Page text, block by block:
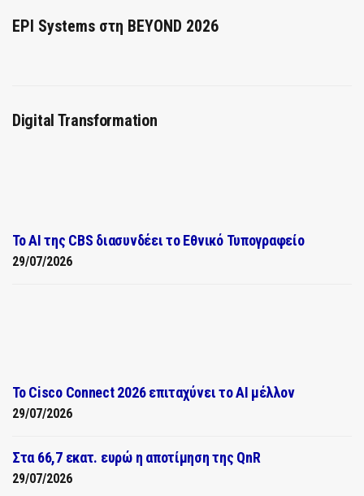
EPI Systems στη BEYOND 2026
Digital Transformation
Το AI της CBS διασυνδέει το Εθνικό Τυπογραφείο
29/07/2026
Το Cisco Connect 2026 επιταχύνει το AI μέλλον
29/07/2026
Στα 66,7 εκατ. ευρώ η αποτίμηση της QnR
29/07/2026